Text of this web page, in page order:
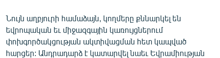
English
Русский
Նույն աղբյուրի համաձայն, կողմերը քննարկել են
եվրոպական եւ միջազգային կառույցներում
փոխգործակցության ակտիվացման հետ կապված
հարցեր: Անդրադարձ է կատարվել նաեւ Եվրամիության